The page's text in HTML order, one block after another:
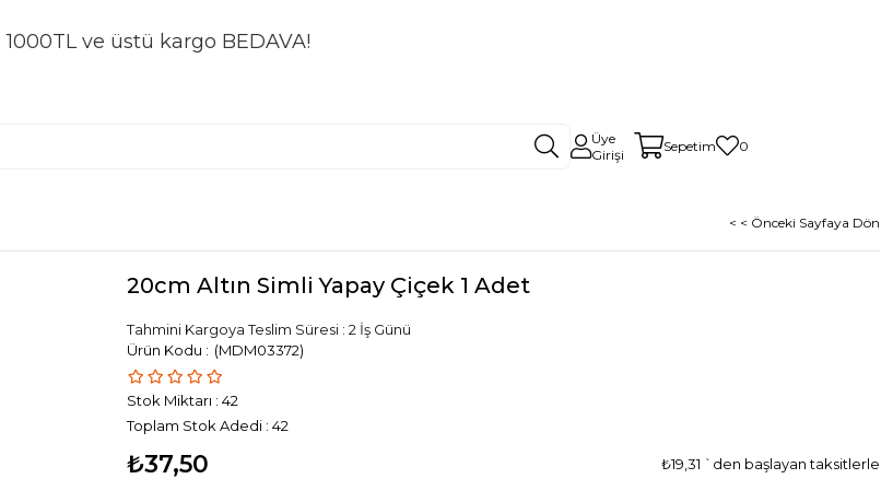
1000TL ve üstü kargo BEDAVA!
Üye
Girişi
Sepetim 0
< < Önceki Sayfaya Dön
20cm Altın Simli Yapay Çiçek 1 Adet
Tahmini Kargoya Teslim Süresi : 2 İş Günü
(MDM03372)
Stok Miktarı : 42
Toplam Stok Adedi : 42
₺37,50 ₺19,31 `den başlayan taksitlerle